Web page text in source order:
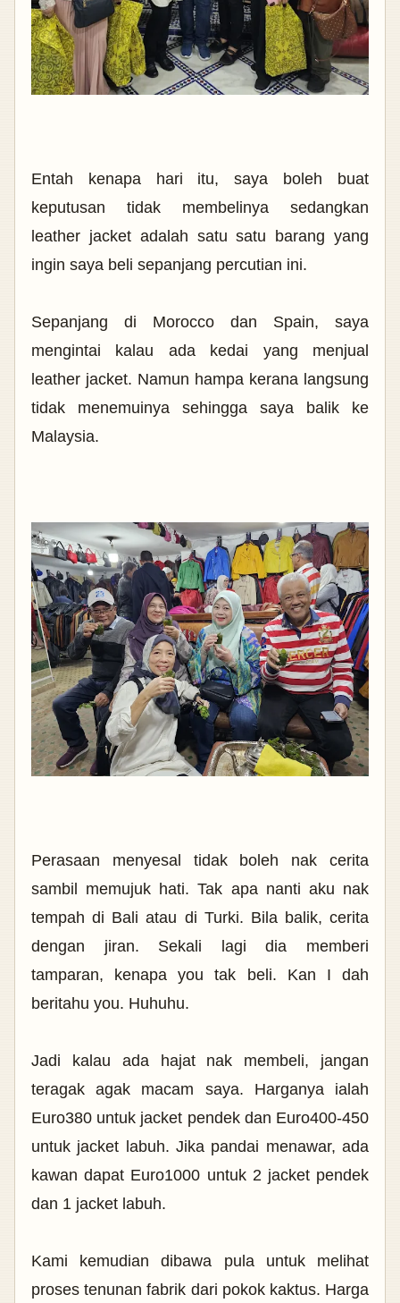
Entah kenapa hari itu, saya boleh buat
keputusan tidak membelinya sedangkan
leather jacket adalah satu satu barang yang
ingin saya beli sepanjang percutian ini.
Sepanjang di Morocco dan Spain, saya
mengintai kalau ada kedai yang menjual
leather jacket. Namun hampa kerana langsung
tidak menemuinya sehingga saya balik ke
Malaysia.
Perasaan menyesal tidak boleh nak cerita
sambil memujuk hati. Tak apa nanti aku nak
tempah di Bali atau di Turki. Bila balik, cerita
dengan jiran. Sekali lagi dia memberi
tamparan, kenapa you tak beli. Kan I dah
beritahu you. Huhuhu.
Jadi kalau ada hajat nak membeli, jangan
teragak agak macam saya. Harganya ialah
Euro380 untuk jacket pendek dan Euro400-450
untuk jacket labuh. Jika pandai menawar, ada
kawan dapat Euro1000 untuk 2 jacket pendek
dan 1 jacket labuh.
Kami kemudian dibawa pula untuk melihat
proses tenunan fabrik dari pokok kaktus. Harga